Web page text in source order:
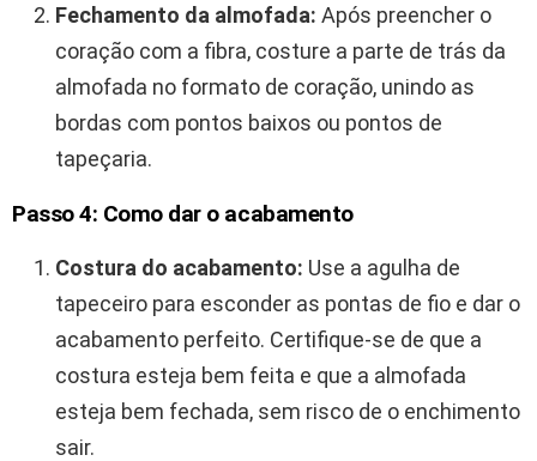
Fechamento da almofada: Após preencher o
coração com a fibra, costure a parte de trás da
almofada no formato de coração, unindo as
bordas com pontos baixos ou pontos de
tapeçaria.
Passo 4: Como dar o acabamento
Costura do acabamento: Use a agulha de
tapeceiro para esconder as pontas de fio e dar o
acabamento perfeito. Certifique-se de que a
costura esteja bem feita e que a almofada
esteja bem fechada, sem risco de o enchimento
sair.